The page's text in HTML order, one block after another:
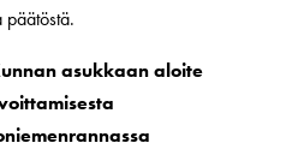
päätöstä.
asukkaan aloite